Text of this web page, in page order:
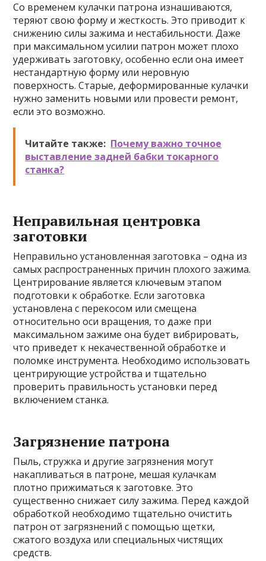
Со временем кулачки патрона изнашиваются,
теряют свою форму и жесткость. Это приводит к
снижению силы зажима и нестабильности. Даже
при максимальном усилии патрон может плохо
удерживать заготовку, особенно если она имеет
нестандартную форму или неровную
поверхность. Старые, деформированные кулачки
нужно заменить новыми или провести ремонт,
если это возможно.
Читайте также: Почему важно точное
выставление задней бабки токарного
станка?
Неправильная центровка
заготовки
Неправильно установленная заготовка – одна из
самых распространенных причин плохого зажима.
Центрирование является ключевым этапом
подготовки к обработке. Если заготовка
установлена с перекосом или смещена
относительно оси вращения, то даже при
максимальном зажиме она будет вибрировать,
что приведет к некачественной обработке и
поломке инструмента. Необходимо использовать
центрирующие устройства и тщательно
проверить правильность установки перед
включением станка.
Загрязнение патрона
Пыль, стружка и другие загрязнения могут
накапливаться в патроне, мешая кулачкам
плотно прижиматься к заготовке. Это
существенно снижает силу зажима. Перед каждой
обработкой необходимо тщательно очистить
патрон от загрязнений с помощью щетки,
сжатого воздуха или специальных чистящих
средств.